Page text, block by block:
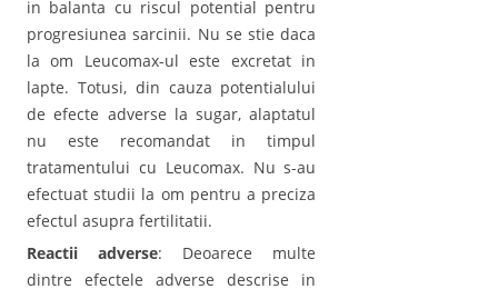
in balanta cu riscul potential pentru
progresiunea sarcinii. Nu se stie daca
la om Leucomax-ul este excretat in
lapte. Totusi, din cauza potentialului
de efecte adverse la sugar, alaptatul
nu este recomandat in timpul
tratamentului cu Leucomax. Nu s-au
efectuat studii la om pentru a preciza
efectul asupra fertilitatii.
Reactii adverse: Deoarece multe
dintre efectele adverse descrise in